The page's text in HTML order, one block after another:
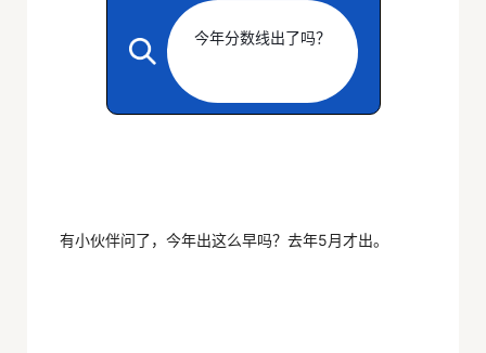
今年分数线出了吗？
有小伙伴问了，今年出这么早吗？去年5月才出。